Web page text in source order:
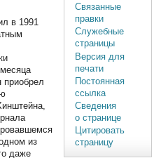
в 1991
приобрел
из
даже
Связанные
правки
Служебные
страницы
Версия для
печати
Постоянная
ссылка
Сведения
о странице
Цитировать
страницу